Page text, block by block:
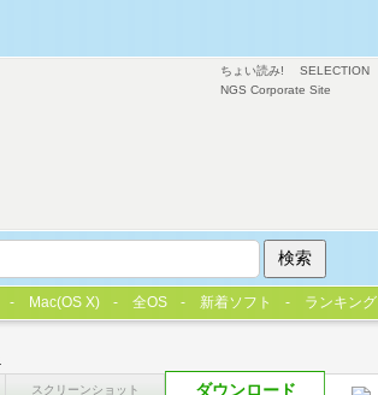
スクリーンショット ダウンロード
ちょい読み! SELECTION
NGS Corporate Site
Mac(OS X) 全OS 新着ソフト ランキング